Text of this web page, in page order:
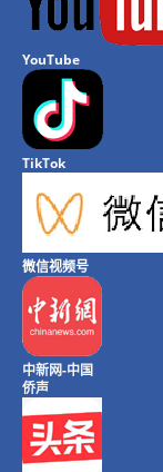
YouTube
TikTok
微信视频号
中新网-中国
侨声